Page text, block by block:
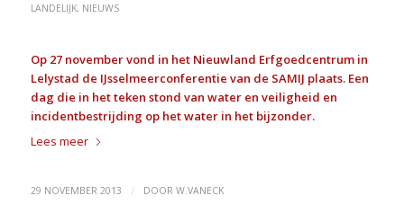
LANDELIJK, NIEUWS
Op 27 november vond in het Nieuwland Erfgoedcentrum in
Lelystad de IJsselmeerconferentie van de SAMIJ plaats. Een
dag die in het teken stond van water en veiligheid en
incidentbestrijding op het water in het bijzonder.
Lees meer
29 NOVEMBER 2013 / DOOR W.VANECK